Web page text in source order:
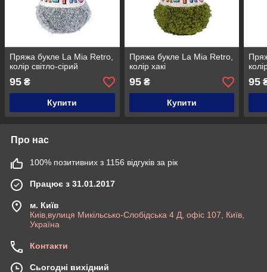
Пряжа букле La Mia Retro,
колір світло-сірий
95 ₴
Купити
Пряжа букле La Mia Retro,
колір хакі
95₴
Купити
95
Про нас
100% позитивних з 1156 відгуків за рік
Працює з 31.01.2017
м. Київ
Киів,вулиця Микільсько-Слобідська 4 Д, офіс 107, Київ,
Україна
Контакти
Сьогодні вихідний